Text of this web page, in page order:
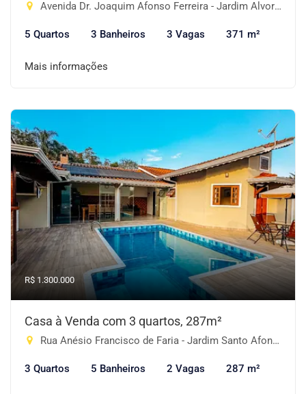
Avenida Dr. Joaquim Afonso Ferreira - Jardim Alvorada, Piracaia-SP
5 Quartos 3 Banheiros 3 Vagas 371 m²
Mais informações
R$ 1.300.000
Casa à Venda com 3 quartos, 287m²
Rua Anésio Francisco de Faria - Jardim Santo Afonso, Piracaia-SP
3 Quartos 5 Banheiros 2 Vagas 287 m²